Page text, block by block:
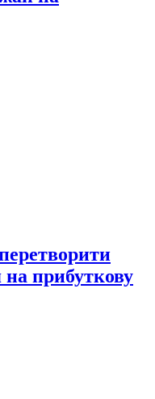
прибуткову